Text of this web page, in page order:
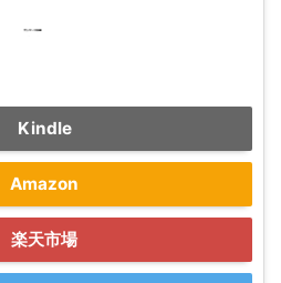
Kindle
Amazon
楽天市場